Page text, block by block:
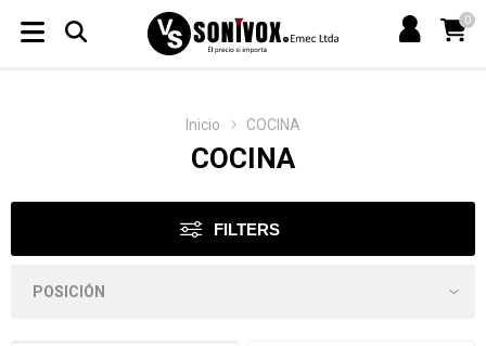
0
Inicio COCINA
COCINA
FILTERS